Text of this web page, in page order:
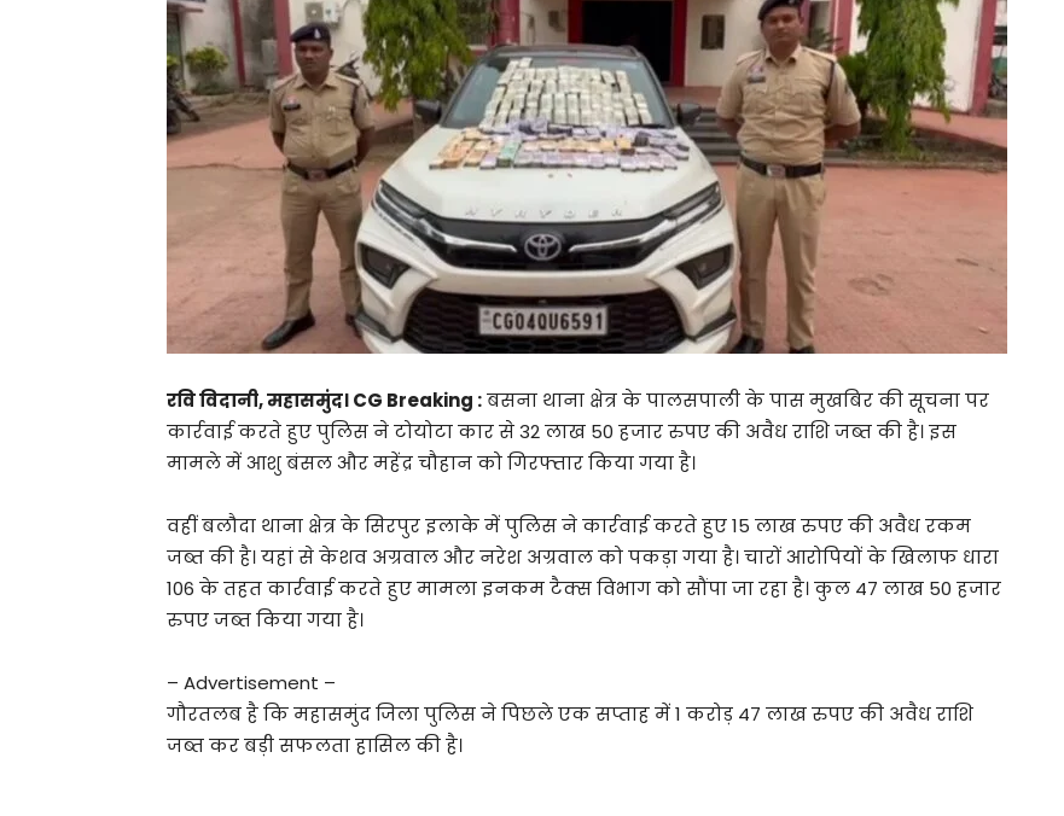
रवि विदानी, महासमुंद। CG Breaking :बसना थाना क्षेत्र के पालसपाली के पास मुखबिर की सूचना पर
कार्रवाई करते हुए पुलिस ने टोयोटा कार से 32 लाख 50 हजार रुपए की अवैध राशि जब्त की है। इस
मामले में आशु बंसल और महेंद्र चौहान को गिरफ्तार किया गया है।
वहीं बलौदा थाना क्षेत्र के सिरपुर इलाके में पुलिस ने कार्रवाई करते हुए 15 लाख रुपए की अवैध रकम
जब्त की है। यहां से केशव अग्रवाल और नरेश अग्रवाल को पकड़ा गया है। चारों आरोपियों के खिलाफ धारा
106 के तहत कार्रवाई करते हुए मामला इनकम टैक्स विभाग को सौंपा जा रहा है। कुल 47 लाख 50 हजार
रुपए जब्त किया गया है।
– Advertisement –
गौरतलब है कि महासमुंद जिला पुलिस ने पिछले एक सप्ताह में 1 करोड़ 47 लाख रुपए की अवैध राशि
जब्त कर बड़ी सफलता हासिल की है।